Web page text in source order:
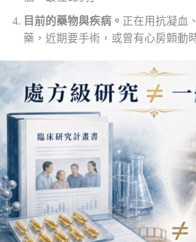
目前的藥物與疾病。 正在用抗凝血
藥，近期要手術，或曾有心房顫動